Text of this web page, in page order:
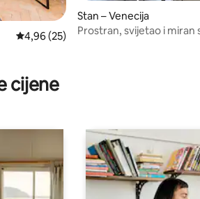
Prosječna ocjena: 4,96/5, recenzija: 25
4,96 (25)
Stan – Venecija
Prostran, svijetao i miran
cijene